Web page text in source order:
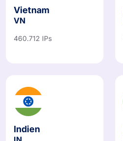
Vietnam
VN
460.712 IPs
Indien
IN